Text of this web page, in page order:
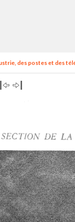
des postes et des